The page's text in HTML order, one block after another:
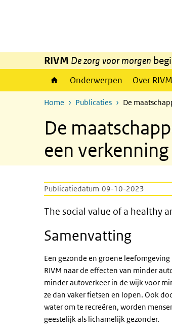
RIVM De zorg voor morgen
Onderwerpen Over RIVM
Home Publicaties De
De
een verkenning
Publicatiedatum 09-10-2023
The social value of
The social value of a healthy
Samenvatting
Een gezonde en groene
RIVM naar de effecten van minder
minder autoverkeer in de wijk voor
ze dan vaker fietsen en lopen. Ook
water om te recreëren, worden
geestelijk als lichamelijk gezonder.